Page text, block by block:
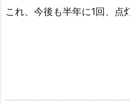
これ、今後も半年に1回、点